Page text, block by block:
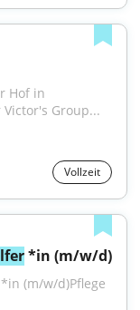
Hof in
Group...
Vollzeit
*in (m/w/d)
*in (m/w/d)Pflege